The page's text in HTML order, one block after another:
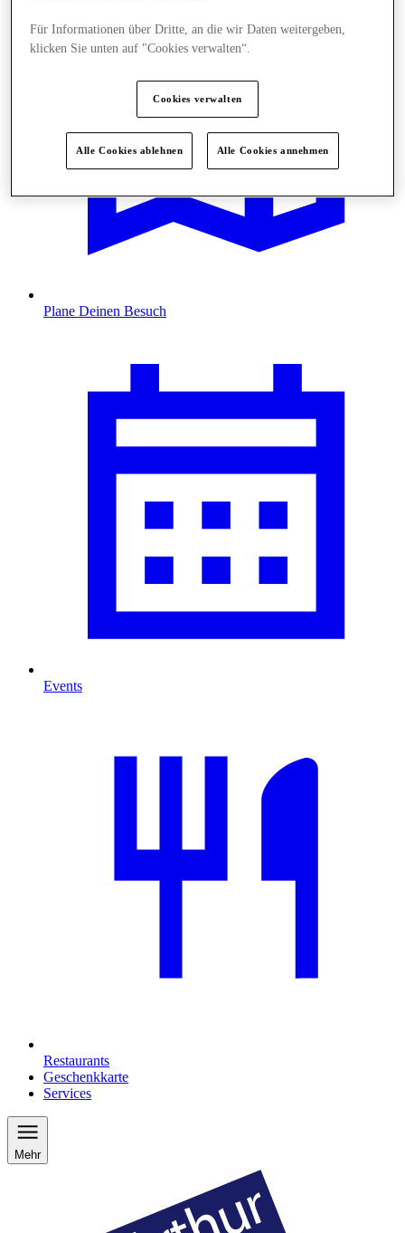
Plane Deinen Besuch
Events
Restaurants
Geschenkkarte
Services
Mehr
Für Informationen über Dritte, an die wir Daten weitergeben,
klicken Sie unten auf "Cookies verwalten“.
Cookies verwalten
Alle Cookies ablehnen Alle Cookies annehmen